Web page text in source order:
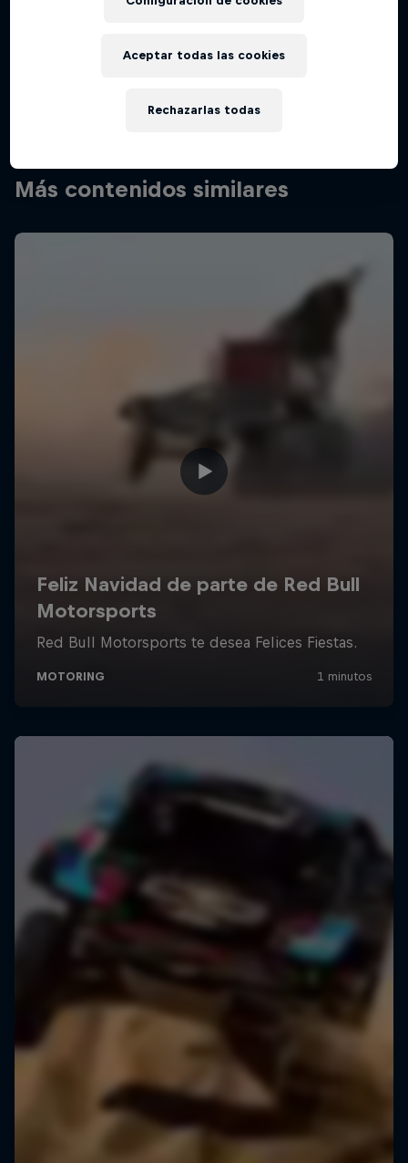
Tras más de 4.000 km de carreras off-road por terrenos
pilotos en el calor de la batalla, comparte sus experiencias y
Más contenidos similares
Rechazarlas todas
Aceptar todas las cookies